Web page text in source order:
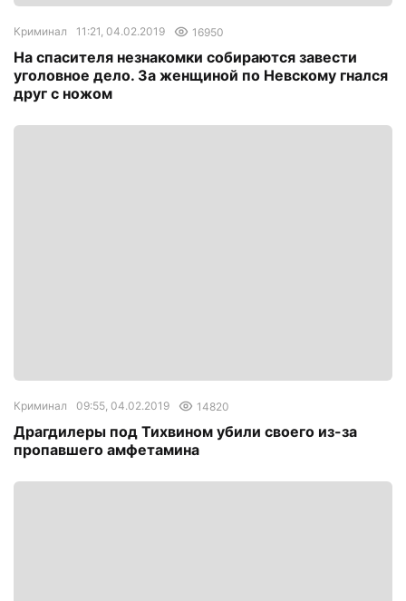
Криминал 11:21, 04.02.2019 16950
На спасителя незнакомки собираются завести
уголовное дело. За женщиной по Невскому гнался
друг с ножом
Криминал 09:55, 04.02.2019 14820
Драгдилеры под Тихвином убили своего из-за
пропавшего амфетамина